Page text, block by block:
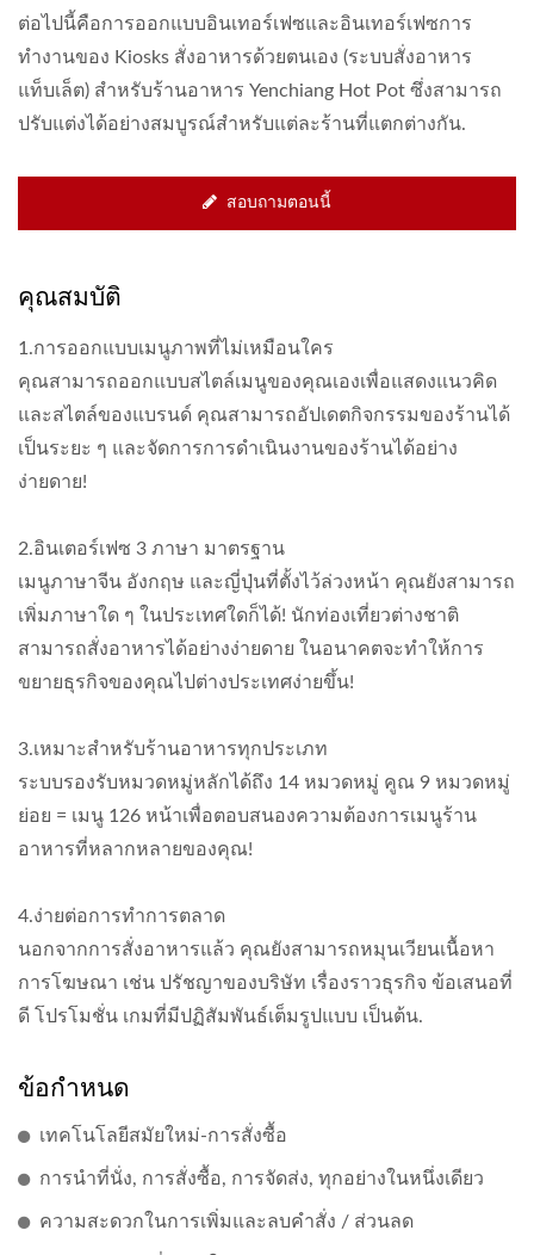
ต่อไปนี้คือการออกแบบอินเทอร์เฟซและอินเทอร์เฟซการ
ทำงานของ Kiosks สั่งอาหารด้วยตนเอง (ระบบสั่งอาหาร
แท็บเล็ต) สำหรับร้านอาหาร Yenchiang Hot Pot ซึ่งสามารถ
ปรับแต่งได้อย่างสมบูรณ์สำหรับแต่ละร้านที่แตกต่างกัน.
สอบถามตอนนี้
คุณสมบัติ
1.การออกแบบเมนูภาพที่ไม่เหมือนใคร
คุณสามารถออกแบบสไตล์เมนูของคุณเองเพื่อแสดงแนวคิด
และสไตล์ของแบรนด์ คุณสามารถอัปเดตกิจกรรมของร้านได้
เป็นระยะ ๆ และจัดการการดำเนินงานของร้านได้อย่าง
ง่ายดาย!
2.อินเตอร์เฟซ 3 ภาษา มาตรฐาน
เมนูภาษาจีน อังกฤษ และญี่ปุ่นที่ตั้งไว้ล่วงหน้า คุณยังสามารถ
เพิ่มภาษาใด ๆ ในประเทศใดก็ได้! นักท่องเที่ยวต่างชาติ
สามารถสั่งอาหารได้อย่างง่ายดาย ในอนาคตจะทำให้การ
ขยายธุรกิจของคุณไปต่างประเทศง่ายขึ้น!
3.เหมาะสำหรับร้านอาหารทุกประเภท
ระบบรองรับหมวดหมู่หลักได้ถึง 14 หมวดหมู่ คูณ 9 หมวดหมู่
ย่อย = เมนู 126 หน้าเพื่อตอบสนองความต้องการเมนูร้าน
อาหารที่หลากหลายของคุณ!
4.ง่ายต่อการทำการตลาด
นอกจากการสั่งอาหารแล้ว คุณยังสามารถหมุนเวียนเนื้อหา
การโฆษณา เช่น ปรัชญาของบริษัท เรื่องราวธุรกิจ ข้อเสนอที่
ดี โปรโมชั่น เกมที่มีปฏิสัมพันธ์เต็มรูปแบบ เป็นต้น.
ข้อกำหนด
เทคโนโลยีสมัยใหม่-การสั่งซื้อ
การนำที่นั่ง, การสั่งซื้อ, การจัดส่ง, ทุกอย่างในหนึ่งเดียว
ความสะดวกในการเพิ่มและลบคำสั่ง / ส่วนลด